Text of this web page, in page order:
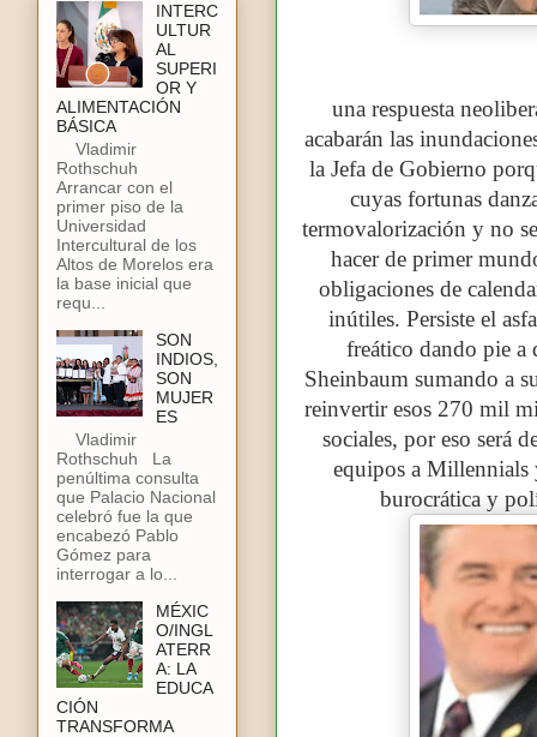
una respuesta
acabarán las
la Jefa de Gobierno
cuyas fortunas
termovalorización y no
hacer de primer
obligaciones de
inútiles. Persiste el
freático dando pie a
Sheinbaum sumando a
reinvertir esos 270 mil
sociales, por eso será
equipos a Millennials
burocrática y
INTERC
ULTUR
AL
SUPERI
OR Y
ALIMENTACIÓN
BÁSICA
Vladimir
Rothschuh
Arrancar con el
primer piso de la
Universidad
Intercultural de los
Altos de Morelos era
la base inicial que
requ...
SON
INDIOS,
SON
MUJER
ES
Vladimir
Rothschuh La
penúltima consulta
que Palacio Nacional
celebró fue la que
encabezó Pablo
Gómez para
interrogar a lo...
MÉXIC
O/INGL
ATERR
A: LA
EDUCA
CIÓN
TRANSFORMA